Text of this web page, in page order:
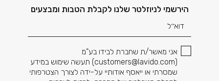
הירשמי לניוזלטר שלנו לקבלת הטבות ומבצעים
דוא׳׳ל
אני מאשר/ת שחברת לבידו בע"מ
(
customers@lavido.com) תעשה שימוש במידע
שמסרתי או ייאסף אודותיי על-ידה לצורך הצטרפותי